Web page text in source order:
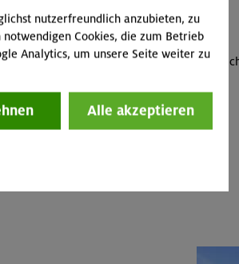
Hütte ging's am Sonntag los
nutzerfreundlich anzubieten, zu
Cookies, die zum Betrieb
Analytics, um unsere Seite weiter zu
Alle akzeptieren